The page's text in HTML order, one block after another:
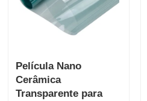
Película Nano
Cerâmica
Transparente para